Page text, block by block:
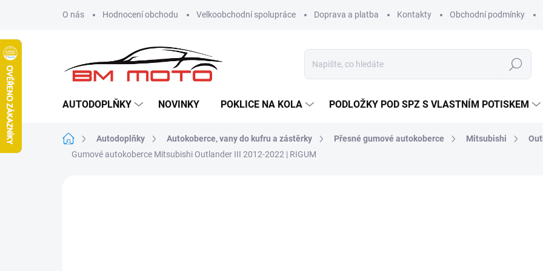
O nás Hodnocení obchodu Velkoobchodní spolupráce Doprava a platba Kontakty Obchodní podmínky
Hledat
AUTODOPLŇKY NOVINKY POKLICE NA KOLA PODLOŽKY POD SPZ S VLASTNÍM POTISKEM
Domů Autodoplňky Autokoberce, vany do kufru a zástěrky Přesné gumové autokoberce Mitsubishi
Gumové autokoberce Mitsubishi Outlander III 2012-2022 | RIGUM